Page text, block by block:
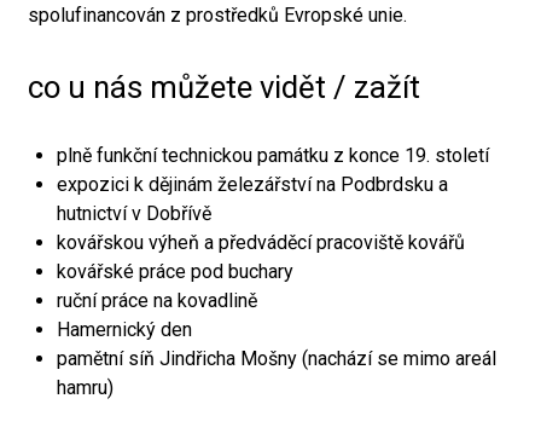
spolufinancován z prostředků Evropské unie.
co u nás můžete vidět / zažít
plně funkční technickou památku z konce 19. století
expozici k dějinám železářství na Podbrdsku a
hutnictví v Dobřívě
kovářskou výheň a předváděcí pracoviště kovářů
kovářské práce pod buchary
ruční práce na kovadlině
Hamernický den
pamětní síň Jindřicha Mošny (nachází se mimo areál
hamru)